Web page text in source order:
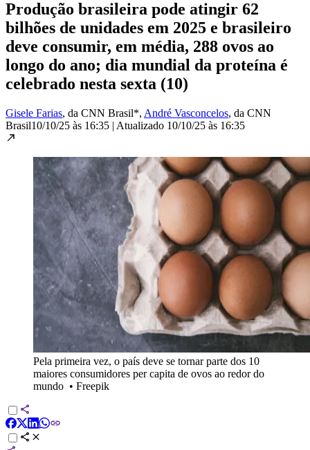
Produção brasileira pode atingir 62
bilhões de unidades em 2025 e brasileiro
deve consumir, em média, 288 ovos ao
longo do ano; dia mundial da proteína é
celebrado nesta sexta (10)
Gisele Farias, da CNN Brasil*, André Vasconcelos, da CNN
Brasil10/10/25 às 16:35 | Atualizado 10/10/25 às 16:35
Pela primeira vez, o país deve se tornar parte dos 10
maiores consumidores per capita de ovos ao redor do
mundo • Freepik